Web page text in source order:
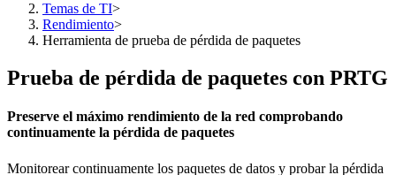
Temas de TI>
Rendimiento>
Herramienta de prueba de pérdida de paquetes
Prueba de pérdida de paquetes con PRTG
Preserve el máximo rendimiento de la red comprobando
continuamente la pérdida de paquetes
Monitorear continuamente los paquetes de datos y probar la pérdida